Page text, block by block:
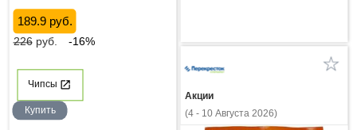
189.9 руб.
226руб. -16%
Чипсы
Купить
Акции
(4 - 10 Августа 2026)